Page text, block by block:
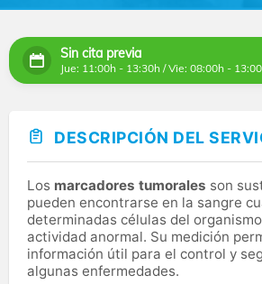
Sin cita previa
Jue: 11:00h - 13:30h / Vie: 08:00h -
DESCRIPCIÓN DEL
Los marcadores tumorales son
pueden encontrarse en la sangre
determinadas células del
actividad anormal. Su medición
información útil para el control y
algunas enfermedades.